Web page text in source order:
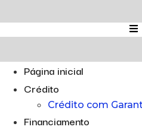
para
o
Página inicial
Crédito
Crédito com
Financiamento